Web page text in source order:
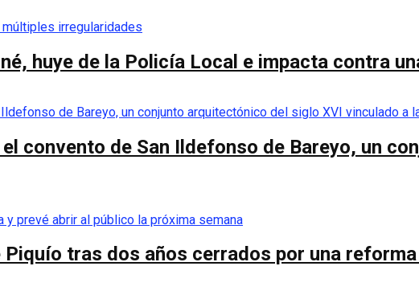
huye de la Policía Local e impacta contra
convento de San Ildefonso de Bareyo, un
tras dos años cerrados por una